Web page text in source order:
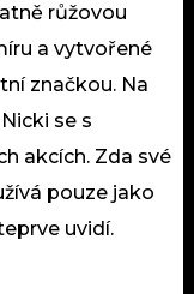
růžovou
a vytvořené
značkou. Na
se s
akcích. Zda své
pouze jako
uvidí.